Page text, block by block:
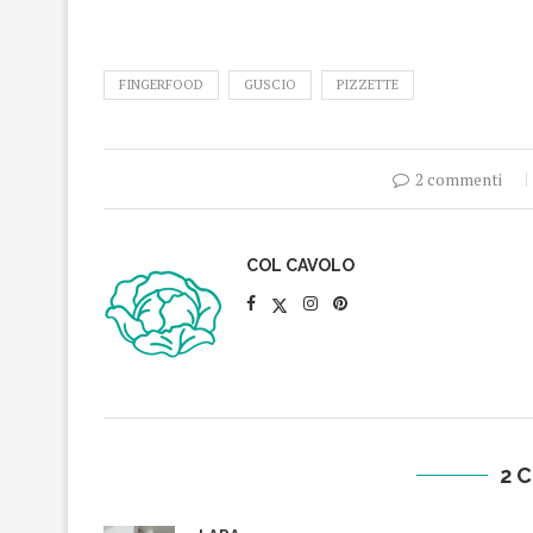
FINGERFOOD GUSCIO PIZZETTE
2 commenti
COL CAVOLO
2